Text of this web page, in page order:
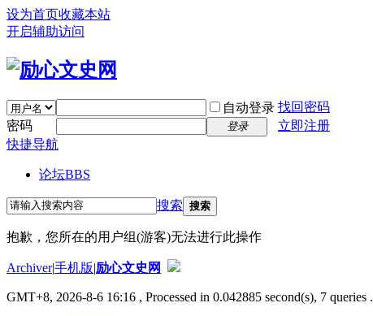
设为首页收藏本站
开启辅助访问
自动登录 找回密码
密码
登录
立即注册
快捷导航
论坛BBS
搜索 搜索
抱歉，您所在的用户组(游客)无法进行此操作
Archiver|手机版|励心文史网
GMT+8, 2026-8-6 16:16 , Processed in 0.042885 second(s), 7 queries .